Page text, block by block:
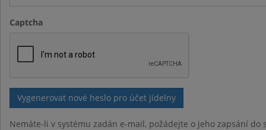
Captcha
Nemáte-li v systému zadán e-mail, požádejte o jeho zapsání